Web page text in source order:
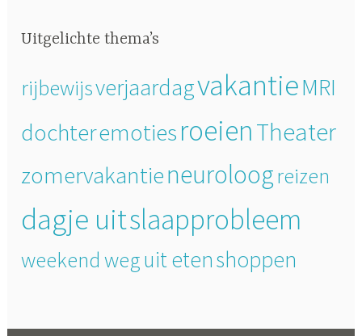
Uitgelichte thema’s
rijbewijsverjaardagvakantieMRI
dochteremotiesroeienTheater
zomervakantieneuroloogreizen
dagje uitslaapprobleem
weekend weguit etenshoppen